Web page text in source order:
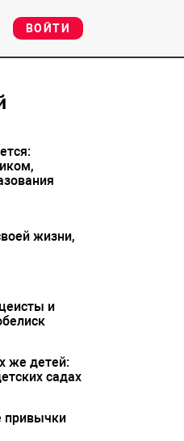
ВОЙТИ
жизни,
и
же детей:
садах
привычки